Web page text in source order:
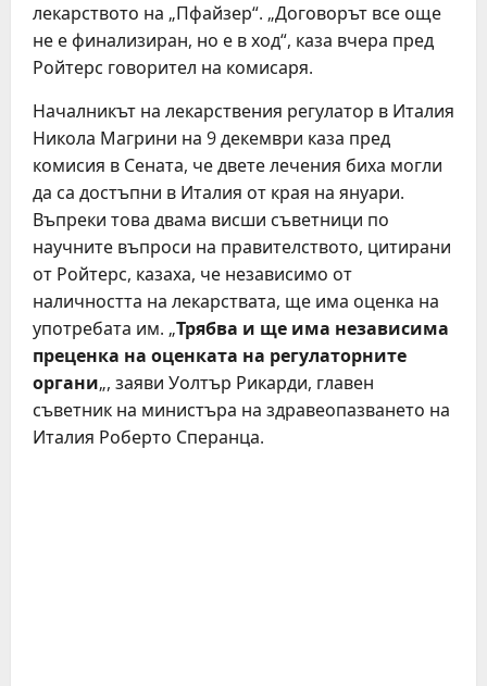
лекарството на „Пфайзер“. „Договорът все още
не е финализиран, но е в ход“, каза вчера пред
Ройтерс говорител на комисаря.
Началникът на лекарствения регулатор в Италия
Никола Магрини на 9 декември каза пред
комисия в Сената, че двете лечения биха могли
да са достъпни в Италия от края на януари.
Въпреки това двама висши съветници по
научните въпроси на правителството, цитирани
от Ройтерс, казаха, че независимо от
наличността на лекарствата, ще има оценка на
употребата им. „Трябва и ще има независима
преценка на оценката на регулаторните
органи„, заяви Уолтър Рикарди, главен
съветник на министъра на здравеопазването на
Италия Роберто Сперанца.